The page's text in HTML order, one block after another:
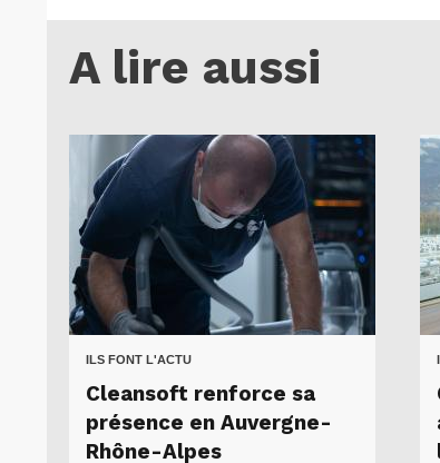
A lire aussi
ILS FONT L'ACTU
Cleansoft renforce sa
présence en Auvergne-
Rhône-Alpes